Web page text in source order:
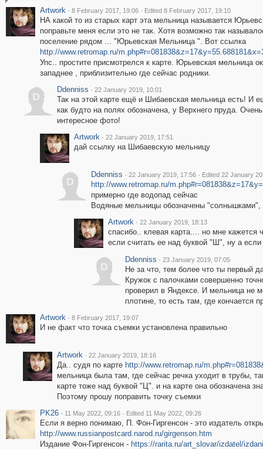
Artwork · 8 February 2017, 19:06 · Edited 8 February 2017, 19:10
НА какой то из старых карт эта мельница называется
поправьте меня если это не так. Хотя возможно так
поселение рядом ... "Юрьевская Мельница ". Вот ссылка
http://www.retromap.ru/
Упс.. простите присмотрелся к карте. Юрьевская мельница
западнее , приблизительно где сейчас родники.
D
Ddenniss · 22 January 2019, 10:01
Так на этой карте ещё и Шибаевская мельница есть! И
как будто на полях обозначена, у Верхнего пруда. Очень
интересное фото!
Artwork · 22 January 2019, 17:51
дай ссылку на Шибаевскую мельницу
D
Ddenniss · 22 January 2019, 17:56 · Edited 22 January
http://www.retromap.ru/
примерно где водопад сейчас
Водяные мельницы обозначены "солнышками",
Artwork · 22 January 2019, 18:13
спасибо.. клевая карта.... но мне кажется
если считать ее над буквой "Ш", ну а
D
Ddenniss · 23 January 2019, 07:05
Не за что, тем более что ты первый
Кружок с палочками совершенно
проверил в Яндексе. И мельница не
плотине, то есть там, где кончается
Artwork · 8 February 2017, 19:07
И не факт что точка съемки установлена правильно
Artwork · 22 January 2019, 18:16
Да.. судя по карте http://www.retromap.ru/
мельница была там, где сейчас речка уходит в трубы,
карте тоже над буквой "Ц". и на карте она обозначена
Поэтому прошу поправить точку съемки
PK26 · 11 May 2022, 09:16 · Edited 11 May 2022, 09:26
Если я верно понимаю, П. Фон-Гиргенсон - это издатель
http://www.russianpostcard.narod.ru/girgenson.htm
Издание Фон-Гиргенсон - https://rarita.ru/art_slovar/izdatel/